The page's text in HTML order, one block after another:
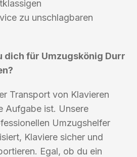
zu unschlagbaren
dich für Umzugskönig Durr
Transport von Klavieren
Aufgabe ist. Unsere
Umzugshelfer
Klaviere sicher und
Egal, ob du ein